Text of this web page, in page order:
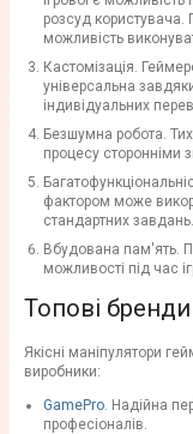
розсуд користувача.
можливість
Кастомізація.
універсальна
індивідуальних
Безшумна робота.
процесу сторонніми
фактором може
стандартних завдань.
Вбудована пам'ять.
можливості під час
Топові бренди
Якісні маніпулятори
виробники:
GamePro. Надійна
професіоналів.